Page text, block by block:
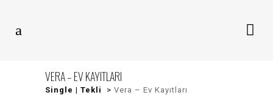
VERA – EV KAYITLARI
Single | Tekli > Vera – Ev Kayıtları